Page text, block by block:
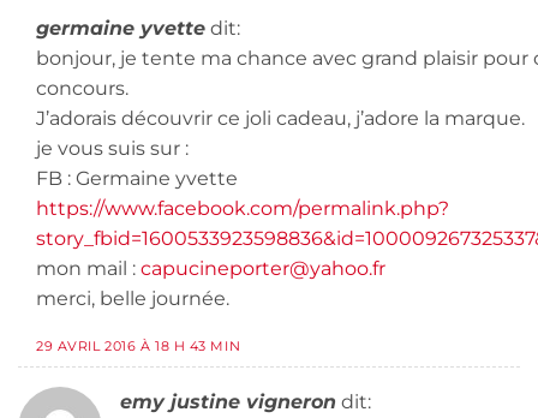
germaine yvette dit:
bonjour, je tente ma chance avec grand plaisir pour
concours.
J’adorais découvrir ce joli cadeau, j’adore la marque.
je vous suis sur :
FB : Germaine yvette
https://www.facebook.com/permalink.php?
mon mail : capucineporter@yahoo.fr
merci, belle journée.
29 AVRIL 2016 À 18 H 43 MIN
emy justine vigneron dit: